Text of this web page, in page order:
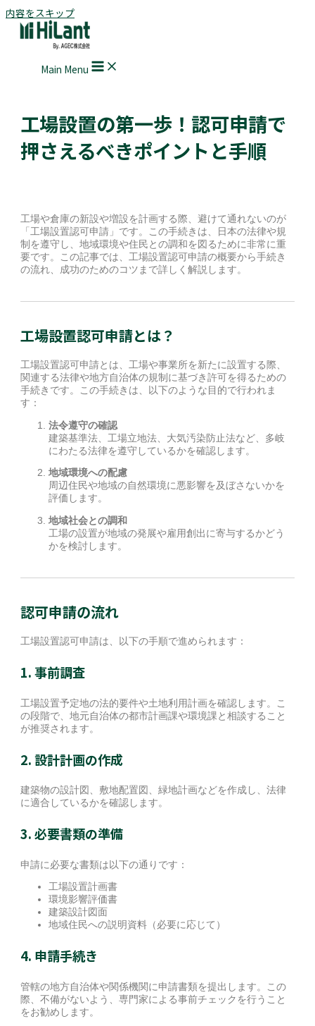
内容をスキップ
Main Menu
工場設置の第一歩！認可申請で
押さえるべきポイントと手順
工場や倉庫の新設や増設を計画する際、避けて通れないのが
「工場設置認可申請」です。この手続きは、日本の法律や規
制を遵守し、地域環境や住民との調和を図るために非常に重
要です。この記事では、工場設置認可申請の概要から手続き
の流れ、成功のためのコツまで詳しく解説します。
工場設置認可申請とは？
工場設置認可申請とは、工場や事業所を新たに設置する際、
関連する法律や地方自治体の規制に基づき許可を得るための
手続きです。この手続きは、以下のような目的で行われま
す：
法令遵守の確認
建築基準法、工場立地法、大気汚染防止法など、多岐
にわたる法律を遵守しているかを確認します。
地域環境への配慮
周辺住民や地域の自然環境に悪影響を及ぼさないかを
評価します。
地域社会との調和
工場の設置が地域の発展や雇用創出に寄与するかどう
かを検討します。
認可申請の流れ
工場設置認可申請は、以下の手順で進められます：
1. 事前調査
工場設置予定地の法的要件や土地利用計画を確認します。こ
の段階で、地元自治体の都市計画課や環境課と相談すること
が推奨されます。
2. 設計計画の作成
建築物の設計図、敷地配置図、緑地計画などを作成し、法律
に適合しているかを確認します。
3. 必要書類の準備
申請に必要な書類は以下の通りです：
工場設置計画書
環境影響評価書
建築設計図面
地域住民への説明資料（必要に応じて）
4. 申請手続き
管轄の地方自治体や関係機関に申請書類を提出します。この
際、不備がないよう、専門家による事前チェックを行うこと
をお勧めします。